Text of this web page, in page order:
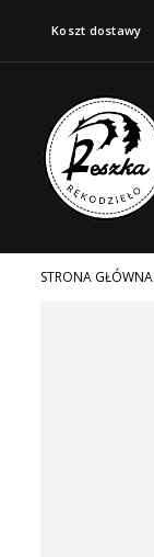
Koszt dostawy
STRONA GŁÓWNA